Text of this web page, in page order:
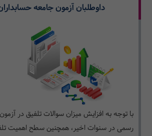
داوطلبان آزمون جامعه
با توجه به افزایش میزان سوالات تلفیق در
رسمی در سنوات اخیر، همچنین سطح اهمیت